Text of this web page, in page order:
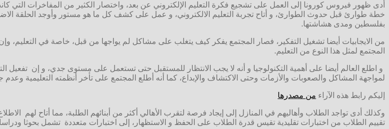
أدى ظهور فيروس كورونا إلى العمل على تشجيع فكرة التعليم الإلكتروني عن بعد، واختصار الكثير من المفاخرات التي
خطة طوارئ قبل حدوث الطوارئ، و أتاح تجربة التعليم الالكتروني، و عمل على كشف كل ما هو مستور وأوجد الحلقة
بفلسطين ومدى هشاشتها.
من الايجابيات أيضا تشغيل التفكير، فصار المجتمع يفكر كيف يتغلب على مشاكل لم يواجها من قبل، خاصة في التعليم،
المجتمع لمثل هذا النوع من التعليم.
و اطلع العالم أيضا على أهمية التكنولوجيا و أنه لا يجب الانتظار للمستقبل حتى تستعمل على مستوى جدي، و إن تفعيل
لمواجهة المشاكل والصعوبات والأزمات وحتى الاكتشاف والإبداع، كما أنه أطلع المجتمع على تأخر أنظمته التعليمية وعدم
إليكم رابط هذه الآراء من مصدرها
وكذلك أدى تواجد الطلاب وأهاليهم في المنازل إلى إيجاد فرصة لتقرب الأهالي أكثر من أبنائهم الطلبة، مما أتاح لهم
تقييم الطلاب من اختبارات تقليدية تقيس قدرة الطلاب على الحفظ و الاستظهار، إلى اختبارات متعددة تشمل بحوثا